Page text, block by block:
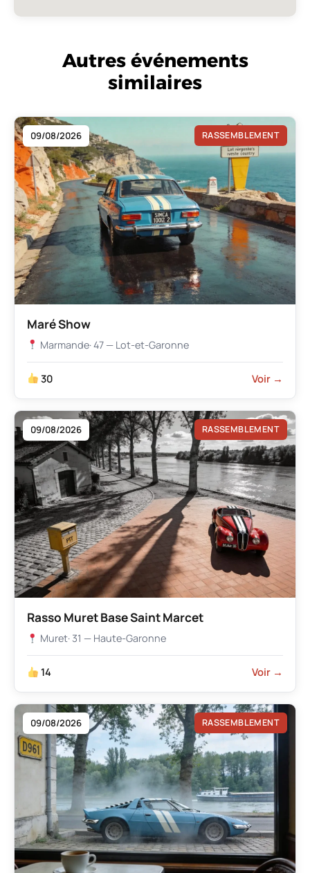
Autres événements
similaires
09/08/2026 RASSEMBLEMENT
Maré Show
Marmande· 47 — Lot-et-Garonne
30 Voir →
09/08/2026 RASSEMBLEMENT
Rasso Muret Base Saint Marcet
Muret· 31 — Haute-Garonne
14 Voir →
09/08/2026 RASSEMBLEMENT